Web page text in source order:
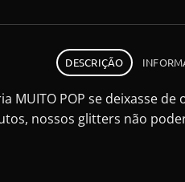
DESCRIÇÃO
MUITO POP se deixasse
nossos glitters não